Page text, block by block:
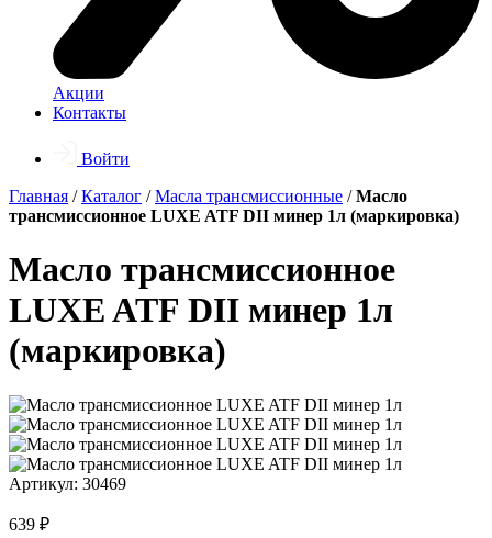
Акции
Контакты
Войти
Главная /Каталог /Масла трансмиссионные /Масло
трансмиссионное LUXE ATF DII минер 1л (маркировка)
Масло трансмиссионное
LUXE ATF DII минер 1л
(маркировка)
Артикул: 30469
639 ₽